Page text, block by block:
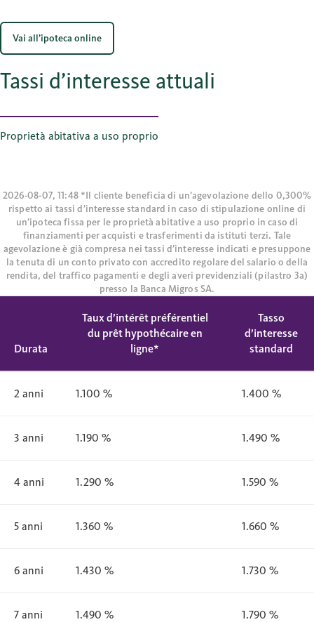
Vai all’ipoteca online
Tassi d’interesse attuali
Proprietà abitativa a uso proprio
2026-08-07, 11:48 *Il cliente beneficia di un’agevolazione dello 0,300%
rispetto ai tassi d’interesse standard in caso di stipulazione online di
un’ipoteca fissa per le proprietà abitative a uso proprio in caso di
finanziamenti per acquisti e trasferimenti da istituti terzi. Tale
agevolazione è già compresa nei tassi d’interesse indicati e presuppone
la tenuta di un conto privato con accredito regolare del salario o della
rendita, del traffico pagamenti e degli averi previdenziali (pilastro 3a)
presso la Banca Migros SA.
Durata
Taux d’intérêt préférentiel
du prêt hypothécaire en
ligne*
Tasso
d’interesse
standard
2 anni 1.100 % 1.400 %
3 anni 1.190 % 1.490 %
4 anni 1.290 % 1.590 %
5 anni 1.360 % 1.660 %
6 anni 1.430 % 1.730 %
7 anni 1.490 % 1.790 %